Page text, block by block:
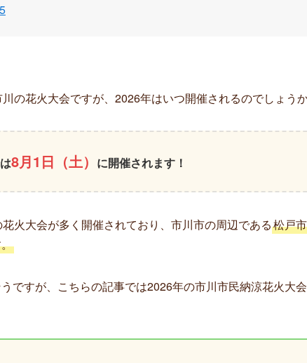
の花火大会ですが、2026年はいつ開催されるのでしょうか
8月1日（土） に開催されます！
火大会が多く開催されており、市川市の周辺である松戸
ですが、こちらの記事では2026年の市川市民納涼花火大